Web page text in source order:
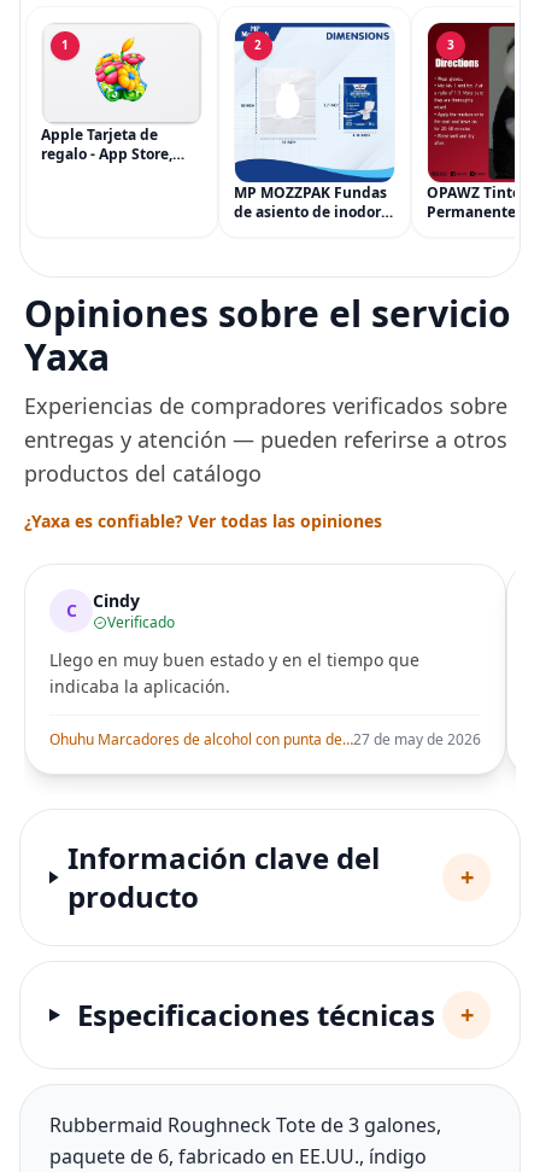
1
Apple Tarjeta de
regalo - App Store,
2
MP MOZZPAK Fundas
de asiento de inodoro
para entrenamiento
3
OPAWZ Tinte
Permanente
Tinte para
Peluquería
una Década,
Opiniones sobre el servicio
Yaxa
Experiencias de compradores verificados sobre
entregas y atención — pueden referirse a otros
productos del catálogo
¿Yaxa es confiable? Ver todas las opiniones
C Cindy
Verificado
Llego en muy buen estado y en el tiempo que
indicaba la aplicación.
Ohuhu Marcadores de alcohol con punta de pincel – Juego de marcadores artísticos de doble punta con certificación AP para artistas adultos27 de may de 2026
Información clave del
producto
+
Especificaciones técnicas +
Rubbermaid Roughneck Tote de 3 galones,
paquete de 6, fabricado en EE.UU., índigo